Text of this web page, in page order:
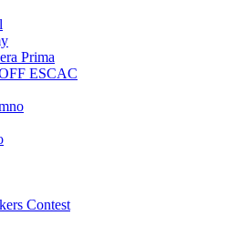
Prima
ESCAC
Contest